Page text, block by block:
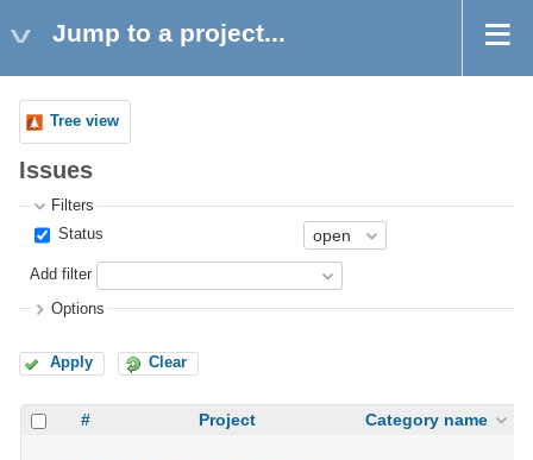
Jump to a project...
Tree view
Issues
Filters
Status
Add filter
Options
Apply Clear
# Project Category name